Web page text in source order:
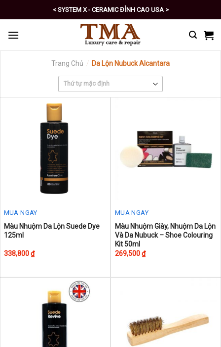
to
content
< SYSTEM X - CERAMIC ĐỈNH CAO USA >
< PRO - TỰ CHĂM SÓC XE SỐ 1 >
Trang Chủ / Da Lộn Nubuck Alcantara
MUA NGAY
This
product
has
Màu Nhuộm Da Lộn Suede Dye
125ml
338,800₫
MUA NGAY
This
product
has
chosen
Màu Nhuộm Giày, Nhuộm Da Lộn
Và Da Nubuck – Shoe Colouring
Kit 50ml
269,500₫